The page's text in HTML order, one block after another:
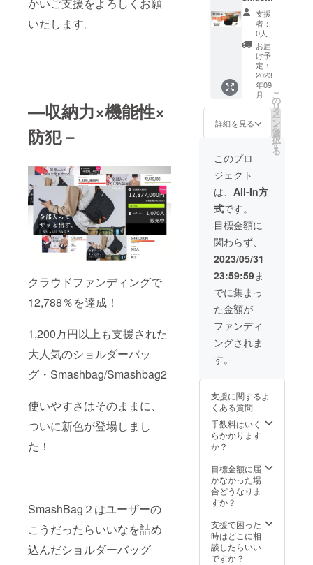
いたします。
―収納力×機能性×
防犯－
クラウドファンディングで
12,788％を達成！
1,200万円以上も支援された
大人気のショルダーバッ
グ・Smashbag/Smashbag2
使いやすさはそのままに、
ついに新色が登場しまし
た！
SmashBag２はユーザーの
こうだったらいいなを詰め
込んだショルダーバッグ
て承り
ます。
■Smas
hBag2×
2 ■キー
リール
はブ
ラッ
ク・
ベー
ブの中
から2色
お選び
いただ
けま
す。
Bag2
3個セッ
ト 限
定50名
一般販
売価格
￥36,90
0（税・
送料
込）の
とこ
ろ、 50
名様限
定
￥10,00
0割引き
￥26,90
0（税・
送料
込）に
て承り
ます。
■Smas
hBag2×
3 ■キー
リール
×3 ※色
はブ
ラッ
ク・
ベー
ブの中
お選び
いただ
けま
す。
支援
者：
0人
お届
け予
定：
2023
年09
月
詳細を見る
こ
の
リ
タ
ー
ン
を
選
択
す
る
このプロ
ジェクト
は、 All-In方
式です。
目標金額に
関わらず、
2023/05/31
23:59:59ま
でに集まっ
た金額が
ファンディ
ングされま
す。
支援に関するよ
くある質問
手数料はいく
らかかります
か？
目標金額に届
かなかった場
合どうなりま
すか？
支援で困った
時はどこに相
談したらいい
ですか？